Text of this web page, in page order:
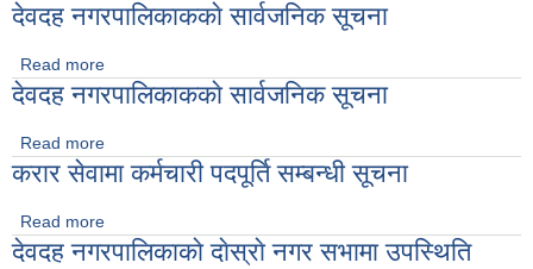
देवदह नगरपालिकाककाे सार्वजनिक सूचना
Read more
देवदह नगरपालिकाककाे सार्वजनिक सूचना
Read more
करार सेवामा कर्मचारी पदपूर्ति सम्बन्धी सूचना
Read more
देवदह नगरपालिकाकाे दाेस्राे नगर सभामा उपस्थिति